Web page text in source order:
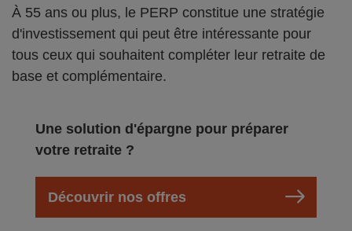
À 55 ans ou plus, le PERP constitue une stratégie
d'investissement qui peut être intéressante pour
tous ceux qui souhaitent compléter leur retraite de
base et complémentaire.
Une solution d'épargne pour préparer
votre retraite ?
Découvrir nos offres